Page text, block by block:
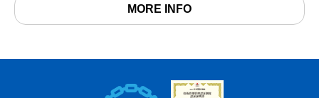
MORE INFO